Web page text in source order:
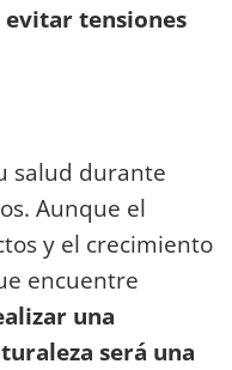
tensiones
salud durante
Aunque el
y el crecimiento
encuentre
una
será una